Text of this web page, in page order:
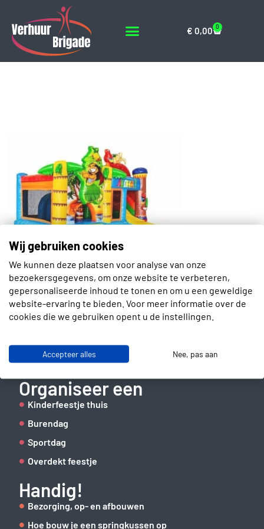
€ 0,00 0
Contact
Slotenmakerstraat 30
2672 GD Naaldwijk
06 41 62 51 40
Organiseer een
Kinderfeestje thuis
Burendag
Sportdag
Overdekt feestje
Handig!
Bezorging, op- en afbouwen
Hoe bouw je een springkussen op
Wij gebruiken cookies
We kunnen deze plaatsen voor analyse van onze
bezoekersgegevens, om onze website te verbeteren,
gepersonaliseerde inhoud te tonen en om u een geweldige
website-ervaring te bieden. Voor meer informatie over de
cookies die we gebruiken opent u de instellingen.
Accepteer alles Nee, pas aan